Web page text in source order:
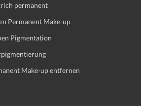
permanent
Permanent Make-up
Pigmentation
Make-up entfernen